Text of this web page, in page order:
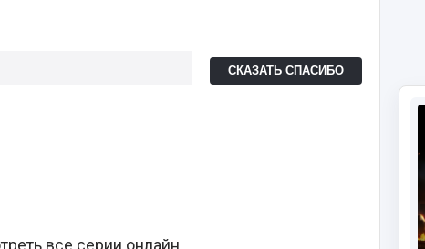
СКАЗАТЬ СПАСИБО
все серии онлайн